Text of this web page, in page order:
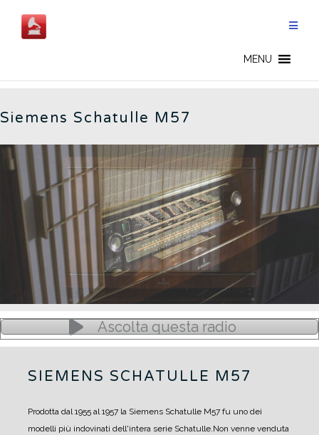
contenuto
MENU
Siemens Schatulle M57
Ascolta questa radio
SIEMENS SCHATULLE M57
Prodotta dal 1955 al 1957 la Siemens Schatulle M57 fu uno dei
modelli più indovinati dell'intera serie Schatulle.Non venne venduta